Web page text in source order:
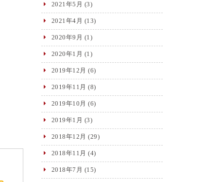
2021年5月 (3)
2021年4月 (13)
2020年9月 (1)
2020年1月 (1)
2019年12月 (6)
2019年11月 (8)
2019年10月 (6)
2019年1月 (3)
2018年12月 (29)
2018年11月 (4)
2018年7月 (15)